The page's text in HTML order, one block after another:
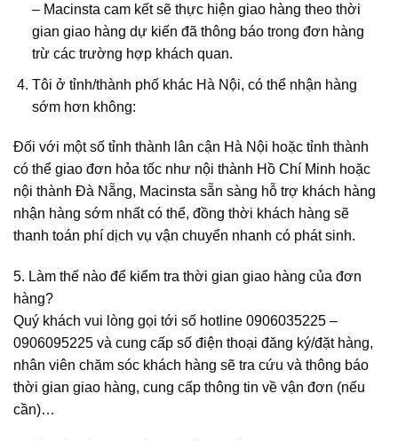
– Macinsta cam kết sẽ thực hiện giao hàng theo thời
gian giao hàng dự kiến đã thông báo trong đơn hàng
trừ các trường hợp khách quan.
Tôi ở tỉnh/thành phố khác Hà Nội, có thể nhận hàng
sớm hơn không:
Đối với một số tỉnh thành lân cận Hà Nội hoặc tỉnh thành
có thể giao đơn hỏa tốc như nội thành Hồ Chí Minh hoặc
nội thành Đà Nẵng, Macinsta sẵn sàng hỗ trợ khách hàng
nhận hàng sớm nhất có thể, đồng thời khách hàng sẽ
thanh toán phí dịch vụ vận chuyển nhanh có phát sinh.
5. Làm thế nào để kiểm tra thời gian giao hàng của đơn
hàng?
Quý khách vui lòng gọi tới số hotline 0906035225 –
0906095225 và cung cấp số điện thoại đăng ký/đặt hàng,
nhân viên chăm sóc khách hàng sẽ tra cứu và thông báo
thời gian giao hàng, cung cấp thông tin về vận đơn (nếu
cần)…